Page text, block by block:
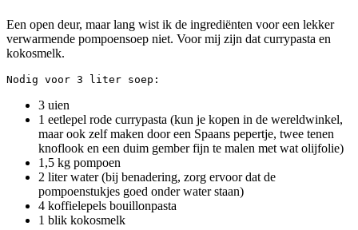
Een open deur, maar lang wist ik de ingrediënten voor een lekker
verwarmende pompoensoep niet. Voor mij zijn dat currypasta en
kokosmelk.
Nodig voor 3 liter soep:
3 uien
1 eetlepel rode currypasta (kun je kopen in de wereldwinkel,
maar ook zelf maken door een Spaans pepertje, twee tenen
knoflook en een duim gember fijn te malen met wat olijfolie)
1,5 kg pompoen
2 liter water (bij benadering, zorg ervoor dat de
pompoenstukjes goed onder water staan)
4 koffielepels bouillonpasta
1 blik kokosmelk